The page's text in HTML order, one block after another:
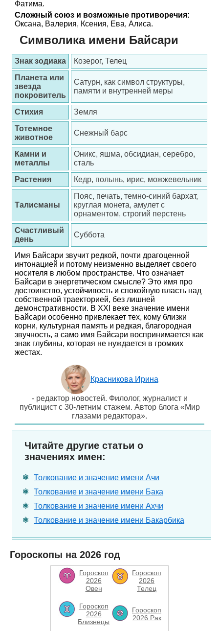
Фатима.
Сложный союз и возможные противоречия:
Оксана, Валерия, Ксения, Ева, Алиса.
Символика имени Байсари
Знак зодиака
Козерог, Телец
Планета или
звезда
покровитель
Сатурн, как символ структуры,
памяти и внутренней меры
Стихия
Земля
Тотемное
животное
Снежный барс
Камни и
металлы
Оникс, яшма, обсидиан, серебро,
сталь
Растения
Кедр, полынь, ирис, можжевельник
Талисманы
Пояс, печать, темно-синий бархат,
круглая монета, амулет с
орнаментом, строгий перстень
Счастливый
день
Суббота
Имя Байсари звучит редкой, почти драгоценной
интонацией и потому неизменно выделяет своего
носителя в любом пространстве. Что означает
Байсари в энергетическом смысле? Это имя про
достоинство, устойчивость и спокойную власть над
собственной траекторией, без лишней
демонстративности. В XXI веке значение имени
Байсари особенно привлекает тех, кому близки
корни, культурная память и редкая, благородная
звучность, а само имя Байсари воспринимается как
знак глубины, которая не нуждается в громких
жестах.
Красникова Ирина
- редактор новостей. Филолог, журналист и
публицист с 30-летним стажем. Автор блога «Мир
глазами редактора».
Читайте другие статьи о
значениях имен:
Толкование и значение имени Ачи
Толкование и значение имени Бака
Толкование и значение имени Ахчи
Толкование и значение имени Бакарбика
Гороскопы на 2026 год
Гороскоп
2026
Овен
Гороскоп
2026
Телец
Гороскоп
2026
Близнецы
Гороскоп
2026 Рак